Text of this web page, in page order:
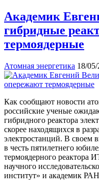
Академик
гибридные
термоядерные
Атомная энергетика 18/
Как сообщают новости
российские ученые
гибридного реактора
скорее находящихся в
электростанций. В своем
в честь пятилетнего
термоядерного реактора
научного
институт» и академик